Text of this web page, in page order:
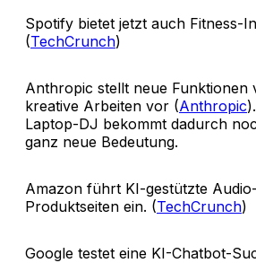
Spotify bietet jetzt auch Fitness-
(TechCrunch)
Anthropic stellt neue Funktionen
kreative Arbeiten vor (Anthropic
Laptop-DJ bekommt dadurch
ganz neue Bedeutung.
Amazon führt KI-gestützte
Produktseiten ein. (TechCrunch)
Google testet eine KI-Chatbot-